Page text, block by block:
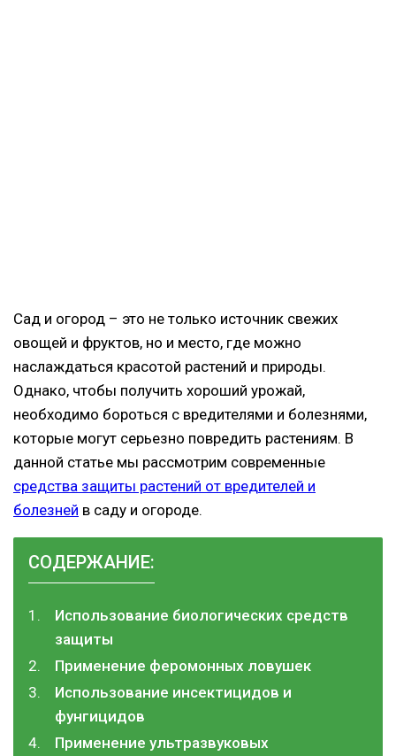
Сад и огород – это не только источник свежих
овощей и фруктов, но и место, где можно
наслаждаться красотой растений и природы.
Однако, чтобы получить хороший урожай,
необходимо бороться с вредителями и болезнями,
которые могут серьезно повредить растениям. В
данной статье мы рассмотрим современные
средства защиты растений от вредителей и
болезней в саду и огороде.
СОДЕРЖАНИЕ:
Использование биологических средств
защиты
Применение феромонных ловушек
Использование инсектицидов и
фунгицидов
Применение ультразвуковых